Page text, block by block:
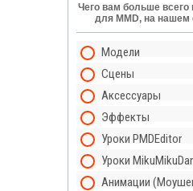
Чего вам больше всего
для MMD, на нашем
Модели
Сцены
Аксессуары
Эффекты
Уроки PMDEditor
Уроки
Анимации